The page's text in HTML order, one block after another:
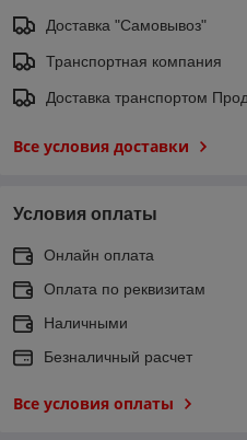
Доставка "Самовывоз"
Транспортная компания
Доставка транспортом
Все условия доставки
Условия оплаты
Онлайн оплата
Оплата по реквизитам
Наличными
Безналичный расчет
Все условия оплаты